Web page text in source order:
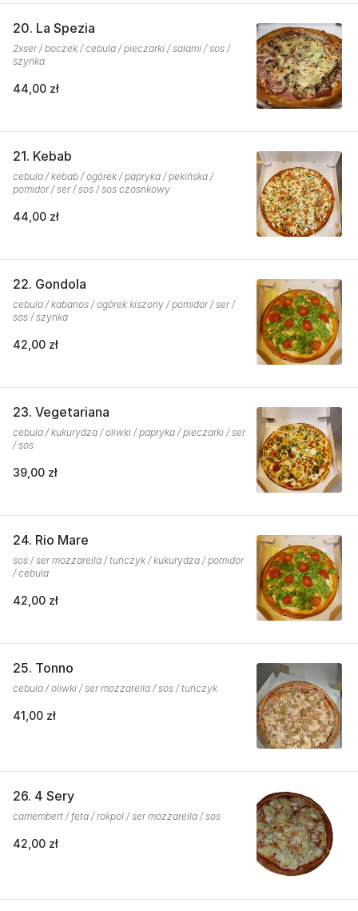
20. La Spezia
2xser / boczek / cebula / pieczarki / salami / sos /
szynka
44,00 zł
21. Kebab
cebula / kebab / ogórek / papryka / pekińska /
pomidor / ser / sos / sos czosnkowy
44,00 zł
22. Gondola
cebula / kabanos / ogórek kiszony / pomidor / ser /
sos / szynka
42,00 zł
23. Vegetariana
cebula / kukurydza / oliwki / papryka / pieczarki / ser
/ sos
39,00 zł
24. Rio Mare
sos / ser mozzarella / tuńczyk / kukurydza / pomidor
/ cebula
42,00 zł
25. Tonno
cebula / oliwki / ser mozzarella / sos / tuńczyk
41,00 zł
26. 4 Sery
camembert / feta / rokpol / ser mozzarella / sos
42,00 zł